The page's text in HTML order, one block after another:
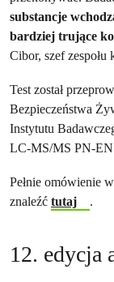
substancje
bardziej trujące
Cibor, szef zespołu
Test został
Bezpieczeństwa
Instytutu
LC-MS/MS PN-EN
Pełnie omówienie
znaleźć tutaj .
12. edycja